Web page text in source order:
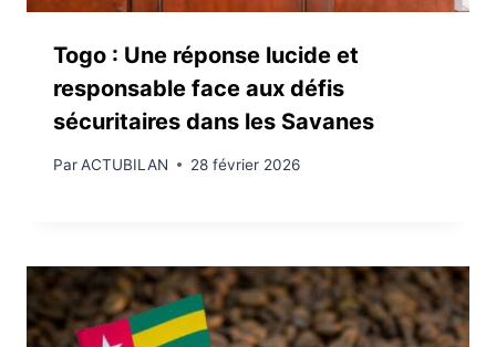
Togo : Une réponse lucide et
responsable face aux défis
sécuritaires dans les Savanes
ParACTUBILAN 28 février 2026